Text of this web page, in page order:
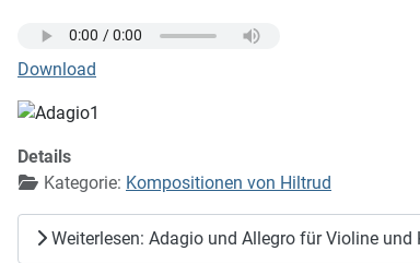
Download
Details
Kategorie: Kompositionen von Hiltrud
Weiterlesen: Adagio und Allegro für Violine und